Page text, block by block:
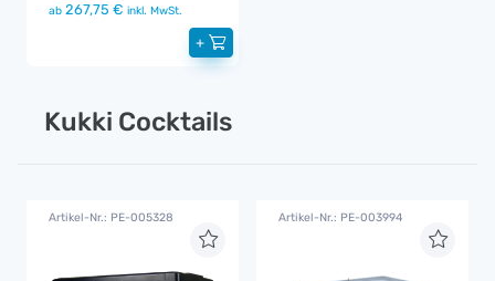
ab 267,75 € inkl. MwSt.
+
Kukki Cocktails
Artikel-Nr.: PE-005328 Artikel-Nr.: PE-003994